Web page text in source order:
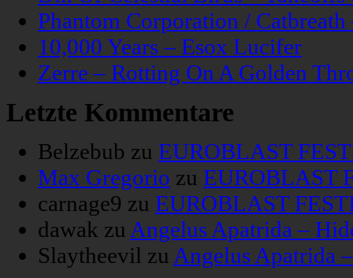
Phantom Corporation /
10,000 Years – Esox Lucifer
Zerre – Rotting On A Golden
Letzte Kommentare
Belzebub zu EUROBLAST
Max Gregorio zu EUROBLAST
carnage9 zu EUROBLAST
dawak zu Angelus Apatrida –
Slaytheevil zu Angelus Apatrida